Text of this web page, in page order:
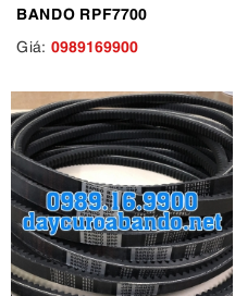
BANDO RPF7700
Giá: 0989169900